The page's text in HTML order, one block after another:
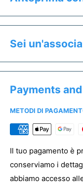
Clicca il pulsante
Calcolare il
Salvare un
Acquistare
Sei
Se sei
Terzo Settore.
Per registrare la tua
Payments
METODI DI
Il tuo pagamento è
conserviamo i
abbiamo accesso